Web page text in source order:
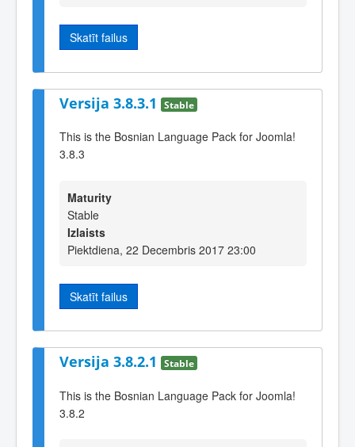
Skatīt failus
Versija 3.8.3.1 Stable
This is the Bosnian Language Pack for Joomla!
3.8.3
Maturity
Stable
Izlaists
Piektdiena, 22 Decembris 2017 23:00
Skatīt failus
Versija 3.8.2.1 Stable
This is the Bosnian Language Pack for Joomla!
3.8.2